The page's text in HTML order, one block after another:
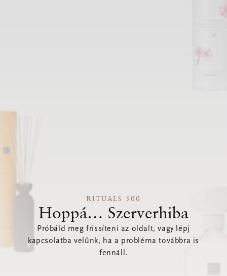
RITUALS 500
Hoppá… Szerverhiba
Próbáld meg frissíteni az oldalt, vagy lépj
kapcsolatba velünk, ha a probléma továbbra is
fennáll.